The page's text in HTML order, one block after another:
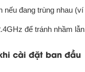
đang trùng nhau
để tránh nhầm
cài đặt ban đầu